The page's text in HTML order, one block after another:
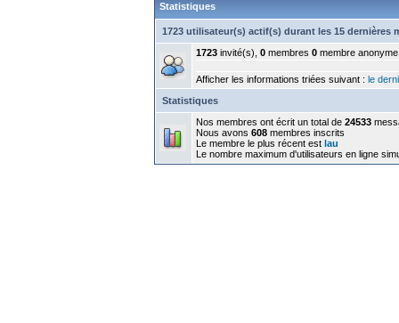
Statistiques
1723 utilisateur(s) actif(s) durant les 15 dernières
1723 invité(s), 0 membres 0 membre anonyme
Afficher les informations triées suivant : le
Statistiques
Nos membres ont écrit un total de 24533
Nous avons 608 membres inscrits
Le membre le plus récent est lau
Le nombre maximum d'utilisateurs en ligne